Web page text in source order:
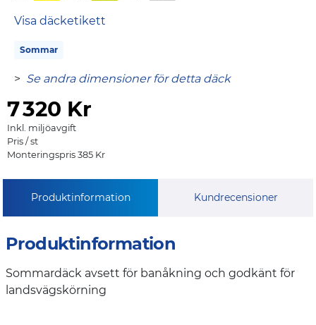
Visa däcketikett
Sommar
> Se andra dimensioner för detta däck
7320 Kr
Inkl. miljöavgift
Pris / st
Monteringspris 385 Kr
Produktinformation Kundrecensioner
Produktinformation
Sommardäck avsett för banåkning och godkänt för
landsvägskörning